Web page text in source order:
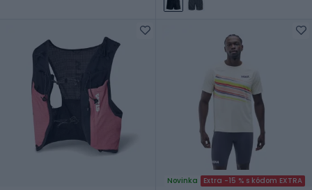
Novinka Extra -15 % s kódom EXTRA